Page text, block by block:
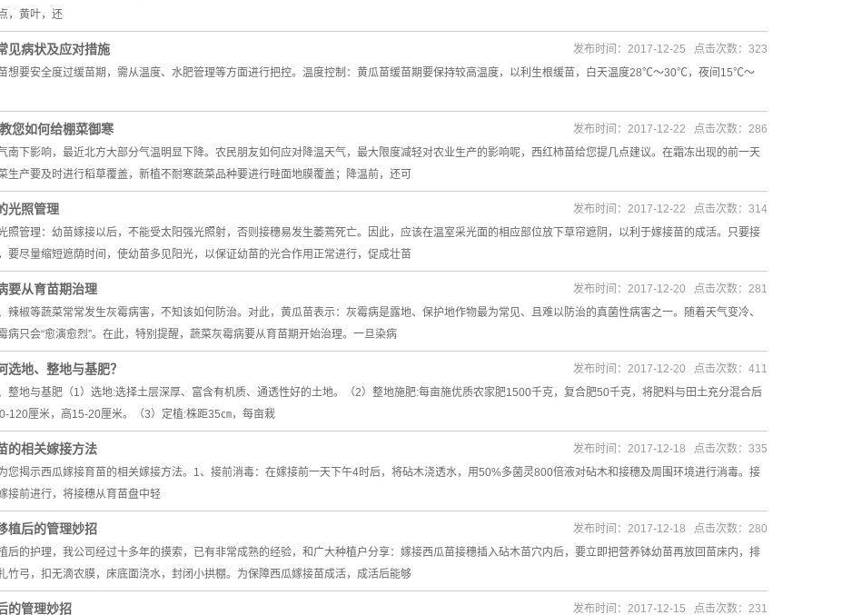
，黄叶，还
见病状及应对措施
想要安全度过缓苗期，需从温度、水肥管理等方面进行把控。温度控制：黄瓜苗缓苗期要保持较高温度，以利生根缓苗，白天温度28℃～30℃，夜间15℃～
发布时间：2017-12-25 点击次数：323
您如何给棚菜御寒
南下影响，最近北方大部分气温明显下降。农民朋友如何应对降温天气，最大限度减轻对农业生产的影响呢，西红柿苗给您提几点建议。在霜冻出现的前一天
生产要及时进行稻草覆盖，新植不耐寒蔬菜品种要进行畦面地膜覆盖；降温前，还可
发布时间：2017-12-22 点击次数：286
光照管理
照管理：幼苗嫁接以后，不能受太阳强光照射，否则接穗易发生萎蔫死亡。因此，应该在温室采光面的相应部位放下草帘遮阴，以利于嫁接苗的成活。只要接
要尽量缩短遮荫时间，使幼苗多见阳光，以保证幼苗的光合作用正常进行，促成壮苗
发布时间：2017-12-22 点击次数：314
要从育苗期治理
辣椒等蔬菜常常发生灰霉病害，不知该如何防治。对此，黄瓜苗表示：灰霉病是露地、保护地作物最为常见、且难以防治的真菌性病害之一。随着天气变冷、
病只会“愈演愈烈”。在此，特别提醒，蔬菜灰霉病要从育苗期开始治理。一旦染病
发布时间：2017-12-20 点击次数：281
选地、整地与基肥？
整地与基肥（1）选地:选择土层深厚、富含有机质、通透性好的土地。（2）整地施肥:每亩施优质农家肥1500千克，复合肥50千克，将肥料与田土充分混合后
120厘米，高15-20厘米。（3）定植:株距35㎝，每亩栽
发布时间：2017-12-20 点击次数：411
的相关嫁接方法
您揭示西瓜嫁接育苗的相关嫁接方法。1、接前消毒：在嫁接前一天下午4时后，将砧木浇透水，用50%多菌灵800倍液对砧木和接穗及周围环境进行消毒。接
接前进行，将接穗从育苗盘中轻
发布时间：2017-12-18 点击次数：335
植后的管理妙招
后的护理，我公司经过十多年的摸索，已有非常成熟的经验，和广大种植户分享：嫁接西瓜苗接穗插入砧木苗穴内后，要立即把营养钵幼苗再放回苗床内，排
竹弓，扣无滴农膜，床底面浇水，封闭小拱棚。为保障西瓜嫁接苗成活，成活后能够
发布时间：2017-12-18 点击次数：280
的管理妙招 发布时间：2017-12-15 点击次数：231